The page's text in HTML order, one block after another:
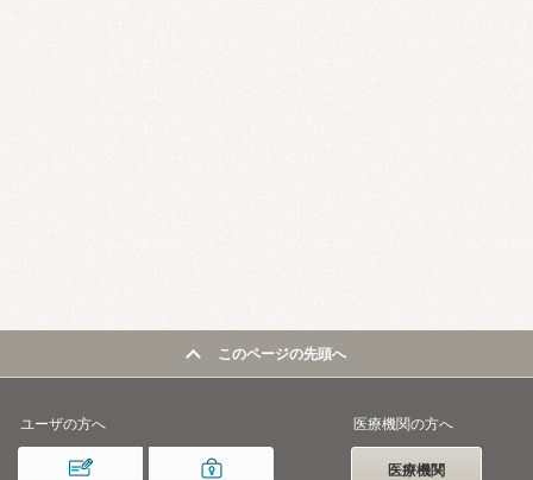
このページの先頭へ
ユーザの方へ 医療機関の方へ
医療機関